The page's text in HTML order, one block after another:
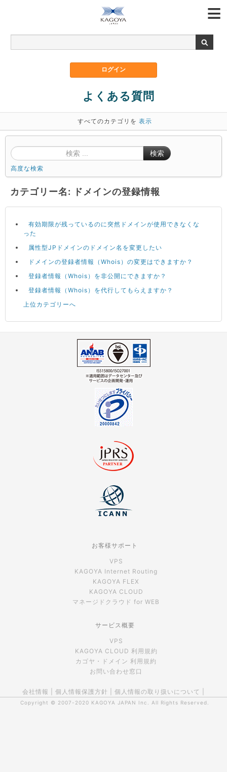
よくある質問
すべてのカテゴリを 表示
検索
高度な検索
カテゴリー名: ドメインの登録情報
有効期限が残っているのに突然ドメインが使用できなくな
った
属性型JPドメインのドメイン名を変更したい
ドメインの登録者情報（Whois）の変更はできますか？
登録者情報（Whois）を非公開にできますか？
登録者情報（Whois）を代行してもらえますか？
上位カテゴリーへ
お客様サポート
VPS
KAGOYA Internet Routing
KAGOYA FLEX
KAGOYA CLOUD
マネージドクラウド for WEB
サービス概要
VPS
KAGOYA CLOUD 利用規約
カゴヤ・ドメイン 利用規約
お問い合わせ窓口
会社情報 個人情報保護方針 個人情報の取り扱いについて
Copyright © 2007-2020 KAGOYA JAPAN Inc. All Rights Reserved.